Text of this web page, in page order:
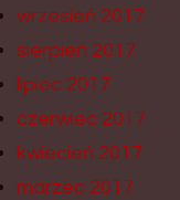
wrzesień 2017
sierpień 2017
lipiec 2017
czerwiec 2017
kwiecień 2017
marzec 2017